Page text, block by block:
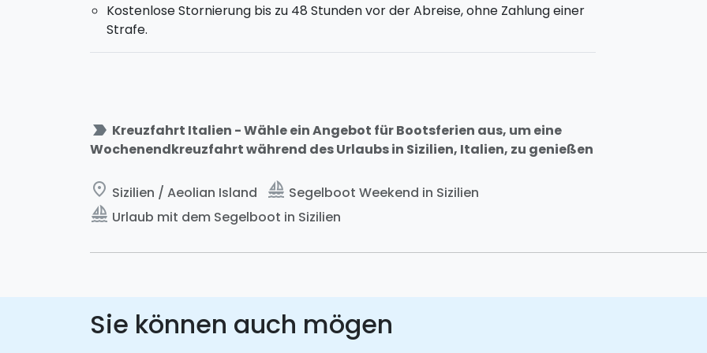
Kostenlose Stornierung bis zu 48 Stunden vor der Abreise, ohne Zahlung einer
Strafe.
label_important Kreuzfahrt Italien - Wähle ein Angebot für Bootsferien aus, um eine
Wochenendkreuzfahrt während des Urlaubs in Sizilien, Italien, zu genießen
place Sizilien / Aeolian Island sailing Segelboot Weekend in Sizilien
sailing Urlaub mit dem Segelboot in Sizilien
Sie können auch mögen